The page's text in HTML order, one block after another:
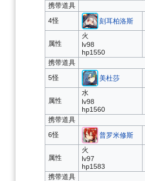
携带道具
4怪
刻耳柏洛斯
属性
火
lv98
hp1550
携带道具
5怪
美杜莎
属性
水
lv98
hp1560
携带道具
6怪
普罗米修斯
属性
火
lv97
hp1583
携带道具